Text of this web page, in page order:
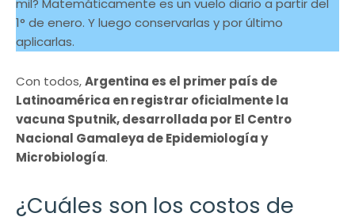
mil? Matemáticamente es un vuelo diario a partir del
1° de enero. Y luego conservarlas y por último
aplicarlas.
Con todos,Argentina es el primer país de
Latinoamérica en registrar oficialmente la
vacuna Sputnik, desarrollada por El Centro
Nacional Gamaleya de Epidemiología y
Microbiología.
¿Cuáles son los costos de